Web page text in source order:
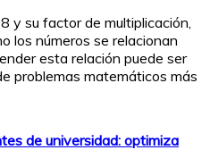
y su factor de multiplicación,
los números se relacionan
esta relación puede ser
problemas matemáticos más
de universidad: optimiza